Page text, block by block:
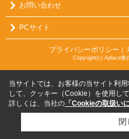
お問い合わせ
PCサイト
プライバシーポリシー ｜
Copyright(c) Aplace株
当サイトでは、お客様の当サイト利
して、クッキー（Cookie）を使用して
詳しくは、当社の 「Cookieの取扱い
閉